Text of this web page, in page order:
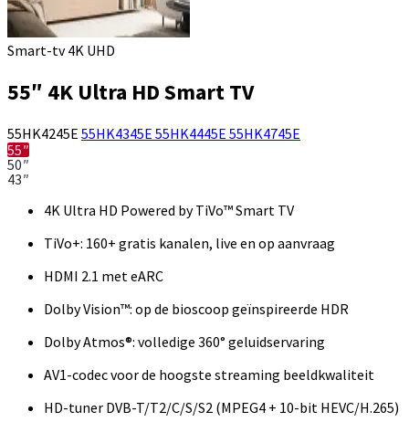
Smart-tv 4K UHD
55″ 4K Ultra HD Smart TV
55HK4245E 55HK4345E 55HK4445E 55HK4745E
55″
50″
43″
4K Ultra HD Powered by TiVo™ Smart TV
TiVo+: 160+ gratis kanalen, live en op aanvraag
HDMI 2.1 met eARC
Dolby Vision™: op de bioscoop geïnspireerde HDR
Dolby Atmos®: volledige 360° geluidservaring
AV1-codec voor de hoogste streaming beeldkwaliteit
HD-tuner DVB-T/T2/C/S/S2 (MPEG4 + 10-bit HEVC/H.265)